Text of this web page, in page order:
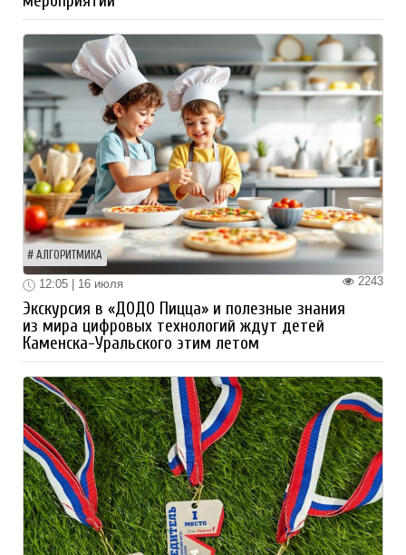
АЛГОРИТМИКА
2243
12:05 | 16 июля
Экскурсия в «ДОДО Пицца» и полезные знания
из мира цифровых технологий ждут детей
Каменска-Уральского этим летом